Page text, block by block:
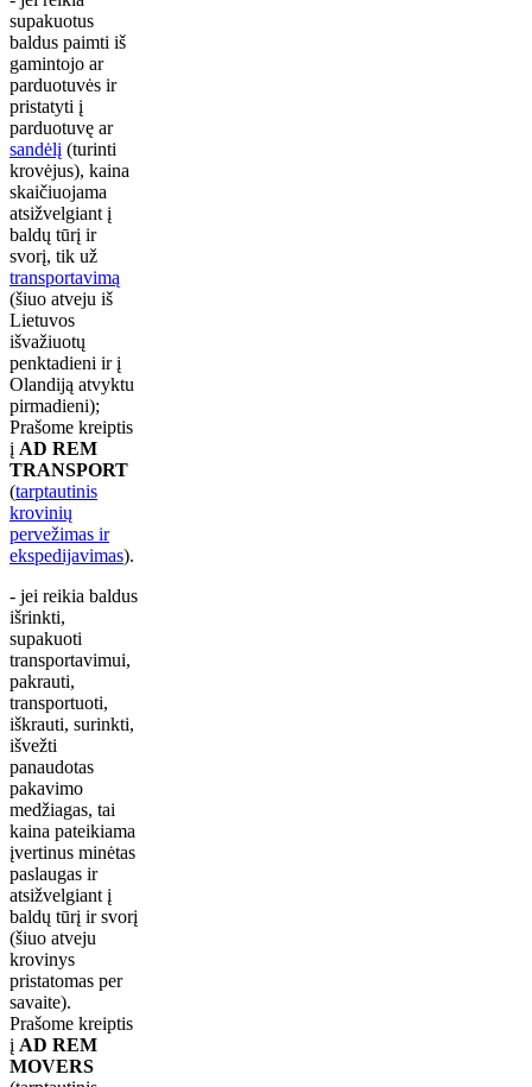
supakuotus
baldus paimti iš
gamintojo ar
parduotuvės ir
pristatyti į
parduotuvę ar
sandėlį (turinti
krovėjus), kaina
skaičiuojama
atsižvelgiant į
baldų tūrį ir
svorį, tik už
transportavimą
(šiuo atveju iš
Lietuvos
išvažiuotų
penktadieni ir į
Olandiją atvyktu
pirmadieni);
Prašome kreiptis
į AD REM
TRANSPORT
(tarptautinis
krovinių
pervežimas ir
ekspedijavimas).
- jei reikia baldus
išrinkti,
supakuoti
transportavimui,
pakrauti,
transportuoti,
iškrauti, surinkti,
išvežti
panaudotas
pakavimo
medžiagas, tai
kaina pateikiama
įvertinus minėtas
paslaugas ir
atsižvelgiant į
baldų tūrį ir svorį
(šiuo atveju
krovinys
pristatomas per
savaite).
Prašome kreiptis
į AD REM
MOVERS